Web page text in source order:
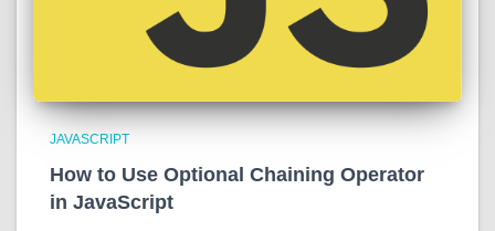
JAVASCRIPT
How to Use Optional Chaining Operator
in JavaScript